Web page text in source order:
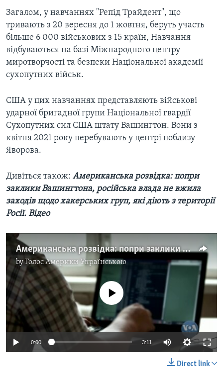
Загалом, у навчаннях "Репід Трайдент", що
тривають з 20 вересня до 1 жовтня, беруть участь
більше 6 000 військових з 15 країн, Навчання
відбуваються на базі Міжнародного центру
миротворчості та безпеки Національної академії
сухопутних військ.
США у цих навчаннях представляють військові
ударної бригадної групи Національної гвардії
Сухопутних сил США штату Вашингтон. Вони з
квітня 2021 року перебувають у центрі поблизу
Яворова.
Дивіться також: Американська розвідка: попри
заклики Вашингтона, російська влада не вжила
заходів щодо хакерських груп, які діють з території
Росії. Відео
Американська розвідка: попри заклики Вашингтона, російська влада не вжила заходів щодо хакерських груп, які діють з території Росії. Відео
byГолос Америки Українською
No media source currently available
0:00 3:11
Direct link